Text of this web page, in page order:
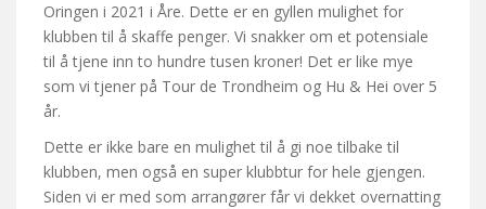
Oringen i 2021 i Åre. Dette er en gyllen mulighet for
klubben til å skaffe penger. Vi snakker om et potensiale
til å tjene inn to hundre tusen kroner! Det er like mye
som vi tjener på Tour de Trondheim og Hu & Hei over 5
år.
Dette er ikke bare en mulighet til å gi noe tilbake til
klubben, men også en super klubbtur for hele gjengen.
Siden vi er med som arrangører får vi dekket overnatting